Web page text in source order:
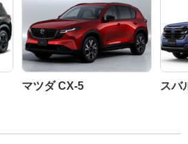
マツダ CX-5 スバ